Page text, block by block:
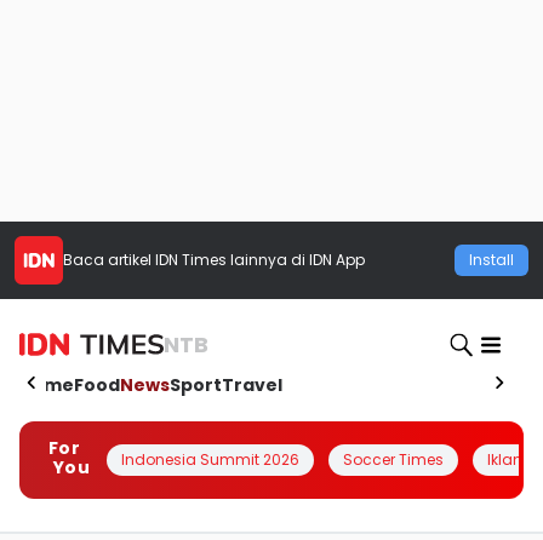
Baca artikel IDN Times lainnya di IDN App Install
NTB
HomeFoodNewsSportTravel
For
You
Indonesia Summit 2026 Soccer Times Iklanin